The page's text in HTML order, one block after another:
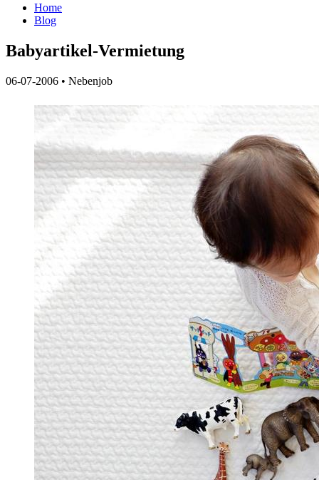
Home
Blog
Babyartikel-Vermietung
06-07-2006 • Nebenjob